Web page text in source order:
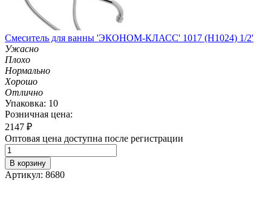
Смеситель для ванны 'ЭКОНОМ-КЛАСС' 1017 (H1024) 1/2'
Ужасно
Плохо
Нормально
Хорошо
Отлично
Упаковка: 10
Розничная цена:
2147 ₽
Оптовая цена доступна после регистрации
В корзину
Артикул: 8680